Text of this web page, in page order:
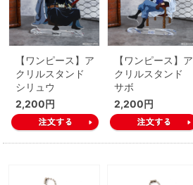
【ワンピース】ア
クリルスタンド
シリュウ
2,200円
【ワンピース】ア
クリルスタンド
サボ
2,200円